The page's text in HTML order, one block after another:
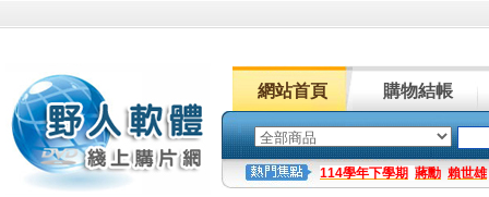
網站首頁 購物結帳
114學年下學期 蔣勳 賴世雄